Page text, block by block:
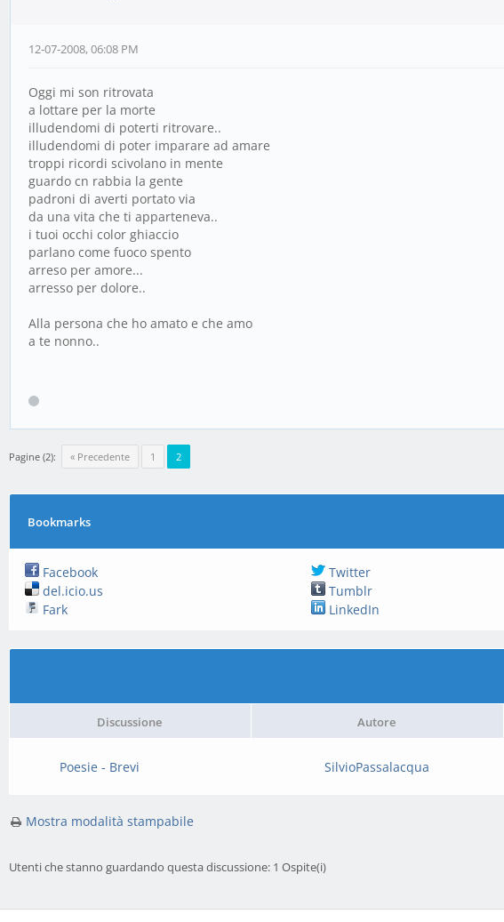
12-07-2008, 06:08 PM
Oggi mi son ritrovata
a lottare per la morte
illudendomi di poterti ritrovare..
illudendomi di poter imparare ad amare
troppi ricordi scivolano in mente
guardo cn rabbia la gente
padroni di averti portato via
da una vita che ti apparteneva..
i tuoi occhi color ghiaccio
parlano come fuoco spento
arreso per amore...
arresso per dolore..
Alla persona che ho amato e che amo
a te nonno..
Pagine (2): « Precedente 1 2
Bookmarks
Facebook Twitter
del.icio.us
Tumblr
Fark
LinkedIn
Discussione Autore
Poesie - Brevi SilvioPassalacqua
Mostra modalità stampabile
Utenti che stanno guardando questa discussione: 1 Ospite(i)